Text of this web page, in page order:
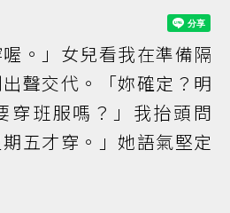
喔。」女兒看我在準備隔
聲交代。「妳確定？明
穿班服嗎？」我抬頭問
五才穿。」她語氣堅定